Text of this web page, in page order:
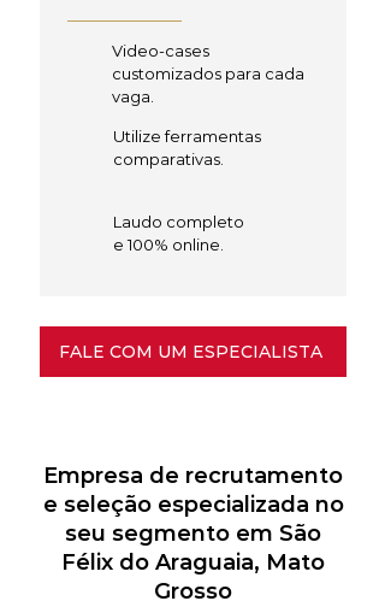
Video-cases
customizados para cada
vaga.
Utilize ferramentas
comparativas.
Laudo completo
e 100% online.
FALE COM UM ESPECIALISTA
Empresa de recrutamento
e seleção especializada no
seu segmento em São
Félix do Araguaia, Mato
Grosso